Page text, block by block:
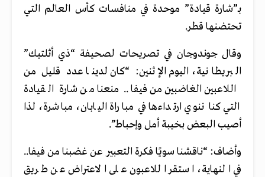
بـ”شارة قيادة” موحدة في منافسات كأس العالم التي
تحتضنها قطر.
وقال جوندوجان في تصريحات لصحيفة “ذي أثلتيك”
البريطانية، اليوم الإثنين: “كان لدينا عدد قليل من
اللاعبين الغاضبين من فيفا.. منعنا من شارة القيادة
التي كنا ننوي ارتداءها في مباراة اليابان، مباشرة، لذا
أصيب البعض بخيبة أمل وإحباط”.
وأضاف: “ناقشنا سويًا فكرة التعبير عن غضبنا من فيفا..
في النهاية، استقر اللاعبون على الاعتراض عن طريق